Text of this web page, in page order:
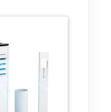
plug-and-
de roulettes et
pour
d'une